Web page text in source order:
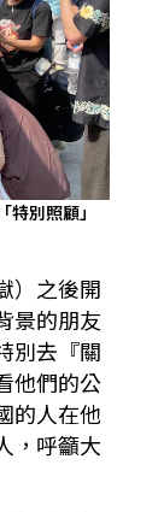
別照顧」
）之後開
景的朋友
別去『關
他們的公
的人在他
，呼籲大